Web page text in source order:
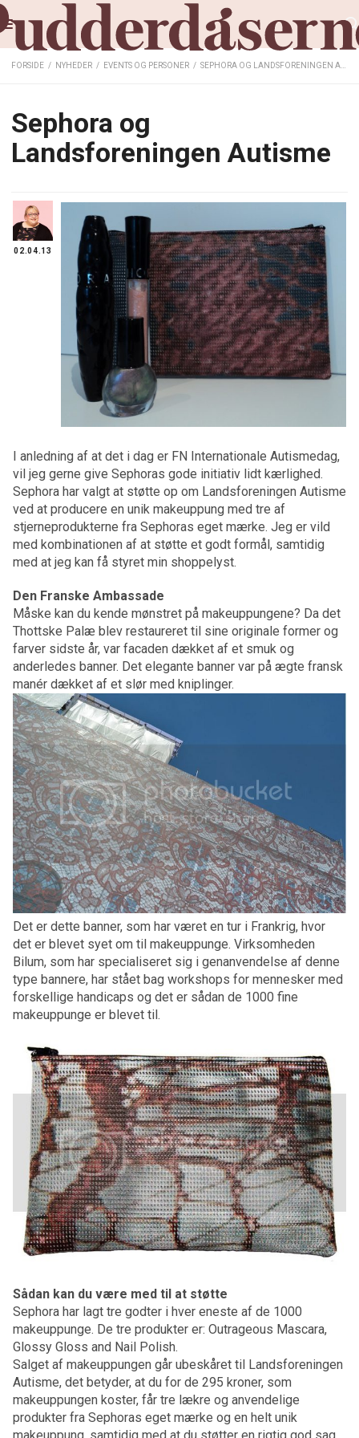
FORSIDE / NYHEDER / EVENTS OG PERSONER / SEPHORA OG LANDSFORENINGEN AUTISME
Sephora og
Landsforeningen Autisme
02.04.13
I anledning af at det i dag er FN Internationale Autismedag,
vil jeg gerne give Sephoras gode initiativ lidt kærlighed.
Sephora har valgt at støtte op om Landsforeningen Autisme
ved at producere en unik makeuppung med tre af
stjerneprodukterne fra Sephoras eget mærke. Jeg er vild
med kombinationen af at støtte et godt formål, samtidig
med at jeg kan få styret min shoppelyst.
Den Franske Ambassade
Måske kan du kende mønstret på makeuppungene? Da det
Thottske Palæ blev restaureret til sine originale former og
farver sidste år, var facaden dækket af et smuk og
anderledes banner. Det elegante banner var på ægte fransk
manér dækket af et slør med kniplinger.
Det er dette banner, som har været en tur i Frankrig, hvor
det er blevet syet om til makeuppunge. Virksomheden
Bilum, som har specialiseret sig i genanvendelse af denne
type bannere, har stået bag workshops for mennesker med
forskellige handicaps og det er sådan de 1000 fine
makeuppunge er blevet til.
Sådan kan du være med til at støtte
Sephora har lagt tre godter i hver eneste af de 1000
makeuppunge. De tre produkter er: Outrageous Mascara,
Glossy Gloss and Nail Polish.
Salget af makeuppungen går ubeskåret til Landsforeningen
Autisme, det betyder, at du for de 295 kroner, som
makeuppungen koster, får tre lækre og anvendelige
produkter fra Sephoras eget mærke og en helt unik